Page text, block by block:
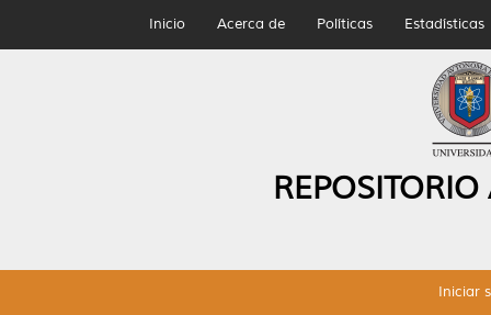
Inicio Acerca de Políticas Estadísticas
Iniciar